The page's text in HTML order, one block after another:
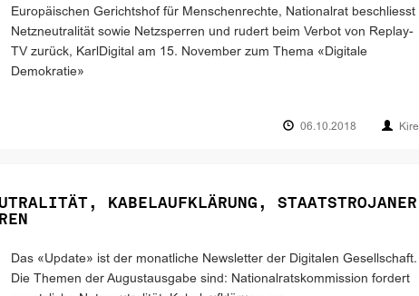
Europäischen Gerichtshof für Menschenrechte, Nationalrat beschliesst
Netzneutralität sowie Netzsperren und rudert beim Verbot von Replay-
TV zurück, KarlDigital am 15. November zum Thema «Digitale
Demokratie»
06.10.2018 Kire
KABELAUFKLÄRUNG, STAATSTROJANER
Das «Update» ist der monatliche Newsletter der Digitalen Gesellschaft.
Die Themen der Augustausgabe sind: Nationalratskommission fordert